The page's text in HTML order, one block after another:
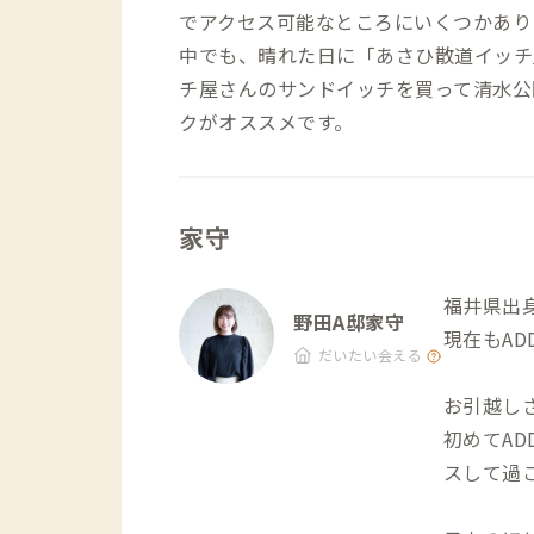
でアクセス可能なところにいくつかあ
中でも、晴れた日に「あさひ散道イッ
チ屋さんのサンドイッチを買って清水
クがオススメです。
家守
野田A邸家守
だいたい会える
福井県出
現在も
お引越し
初めて
スして過